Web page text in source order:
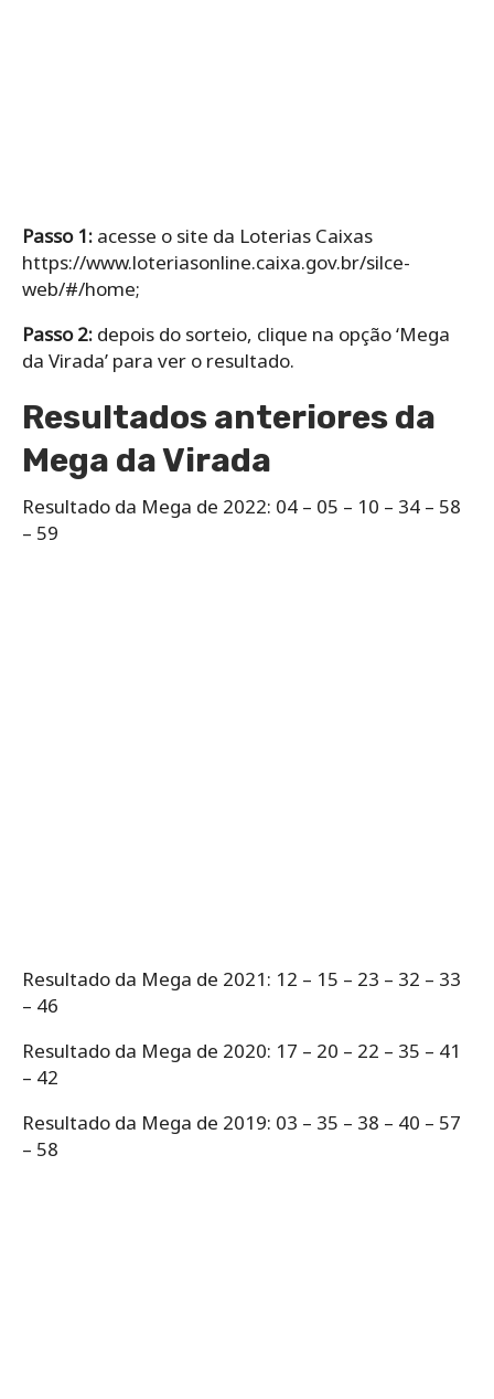
Passo 1: acesse o site da Loterias Caixas
https://www.loteriasonline.caixa.gov.br/silce-
web/#/home;
Passo 2: depois do sorteio, clique na opção ‘Mega
da Virada’ para ver o resultado.
Resultados anteriores da
Mega da Virada
Resultado da Mega de 2022: 04 – 05 – 10 – 34 – 58
– 59
Resultado da Mega de 2021: 12 – 15 – 23 – 32 – 33
– 46
Resultado da Mega de 2020: 17 – 20 – 22 – 35 – 41
– 42
Resultado da Mega de 2019: 03 – 35 – 38 – 40 – 57
– 58